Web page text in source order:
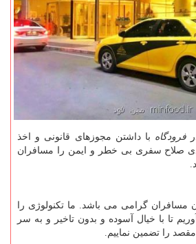
فرودگاه با داشتن مجوزهای قانونی و اخذ
صلاح سفری بی خطر و ایمن را مسافران
گرامی می باشد. ما تکنولوژی را
تا با خیال آسوده و بدون تاخیر و به سر
را تضمین نماییم.